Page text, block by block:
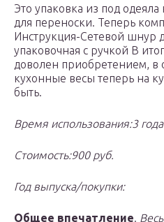
Это упаковка из под
для переноски. Теперь
Инструкция-Сетевой шнур
упаковочная с ручкой В
доволен приобретением,
кухонные весы теперь на
быть.
Время использования:3 года
Стоимость:900 руб.
Год выпуска/покупки:
Общее впечатление.